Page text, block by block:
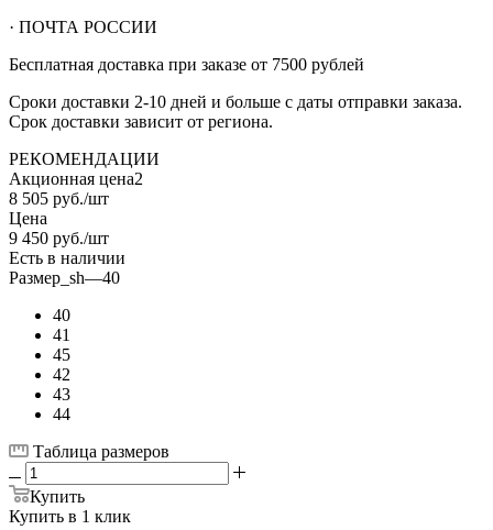
· ПОЧТА РОССИИ
Бесплатная доставка при заказе от 7500 рублей
Сроки доставки 2-10 дней и больше с даты отправки заказа.
Срок доставки зависит от региона.
РЕКОМЕНДАЦИИ
Акционная цена2
8 505 руб./шт
Цена
9 450 руб./шт
Есть в наличии
Размер_sh—40
40
41
45
42
43
44
Таблица размеров
Купить
Купить в 1 клик